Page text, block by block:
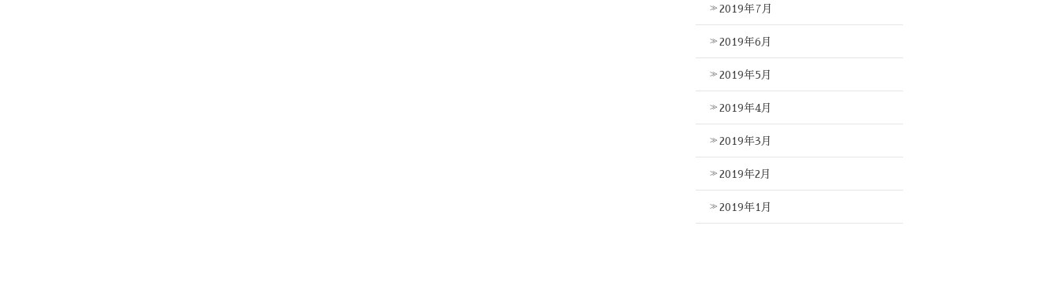
2019年7月
2019年6月
2019年5月
2019年4月
2019年3月
2019年2月
2019年1月